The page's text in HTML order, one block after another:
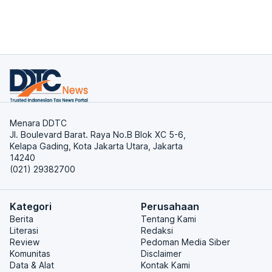
Menara DDTC
Jl. Boulevard Barat. Raya No.B Blok XC 5-6,
Kelapa Gading, Kota Jakarta Utara, Jakarta
14240
(021) 29382700
Kategori
Berita
Literasi
Review
Komunitas
Data & Alat
Perusahaan
Tentang Kami
Redaksi
Pedoman Media Siber
Disclaimer
Kontak Kami